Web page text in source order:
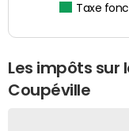
Taxe
Les impôts sur
Coupéville